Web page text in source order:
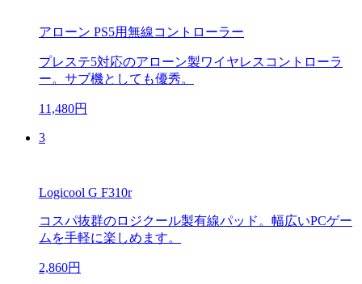
アローン PS5用無線コントローラー
プレステ5対応のアローン製ワイヤレスコントローラ
ー。サブ機としても優秀。
11,480円
3
Logicool G F310r
コスパ抜群のロジクール製有線パッド。幅広いPCゲー
ムを手軽に楽しめます。
2,860円